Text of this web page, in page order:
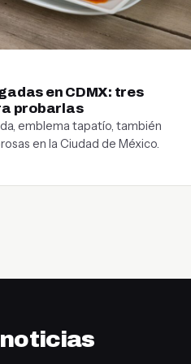
en CDMX: tres
probarlas
emblema tapatío, también
en la Ciudad de México.